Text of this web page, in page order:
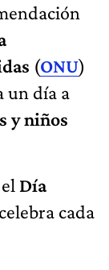
(ONU)
un día a
y niños
Día
cada